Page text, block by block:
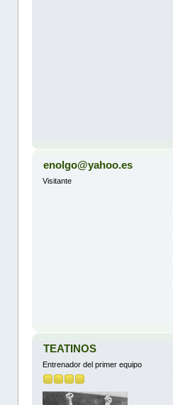
enolgo@yahoo.es
Visitante
TEATINOS
Entrenador del primer equipo